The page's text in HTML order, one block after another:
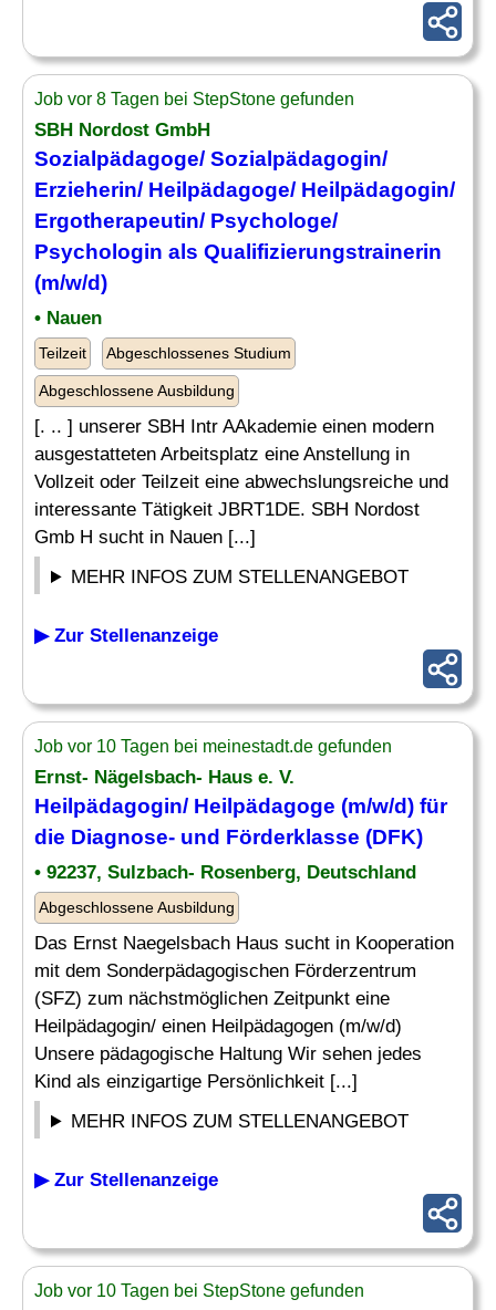
Job vor 8 Tagen bei StepStone gefunden
SBH Nordost GmbH
Sozialpädagoge/ Sozialpädagogin/
Erzieherin/ Heilpädagoge/ Heilpädagogin/
Ergotherapeutin/ Psychologe/
Psychologin als Qualifizierungstrainerin
(m/w/d)
• Nauen
Teilzeit Abgeschlossenes Studium
Abgeschlossene Ausbildung
[. .. ] unserer SBH Intr AAkademie einen modern
ausgestatteten Arbeitsplatz eine Anstellung in
Vollzeit oder Teilzeit eine abwechslungsreiche und
interessante Tätigkeit JBRT1DE. SBH Nordost
Gmb H sucht in Nauen [...]
MEHR INFOS ZUM STELLENANGEBOT
▶ Zur Stellenanzeige
Job vor 10 Tagen bei meinestadt.de gefunden
Ernst- Nägelsbach- Haus e. V.
Heilpädagogin/ Heilpädagoge (m/w/d) für
die Diagnose- und Förderklasse (DFK)
• 92237, Sulzbach- Rosenberg, Deutschland
Abgeschlossene Ausbildung
Das Ernst Naegelsbach Haus sucht in Kooperation
mit dem Sonderpädagogischen Förderzentrum
(SFZ) zum nächstmöglichen Zeitpunkt eine
Heilpädagogin/ einen Heilpädagogen (m/w/d)
Unsere pädagogische Haltung Wir sehen jedes
Kind als einzigartige Persönlichkeit [...]
MEHR INFOS ZUM STELLENANGEBOT
▶ Zur Stellenanzeige
Job vor 10 Tagen bei StepStone gefunden